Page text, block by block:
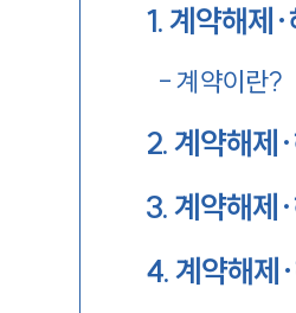
1.계약해제
-계약이란?
2.계약해제
3.계약해제
4.계약해제